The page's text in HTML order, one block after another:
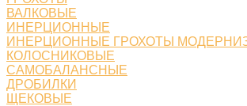
ВАЛКОВЫЕ
ИНЕРЦИОННЫЕ
ИНЕРЦИОННЫЕ ГРОХОТЫ
КОЛОСНИКОВЫЕ
САМОБАЛАНСНЫЕ
ДРОБИЛКИ
ЩЕКОВЫЕ